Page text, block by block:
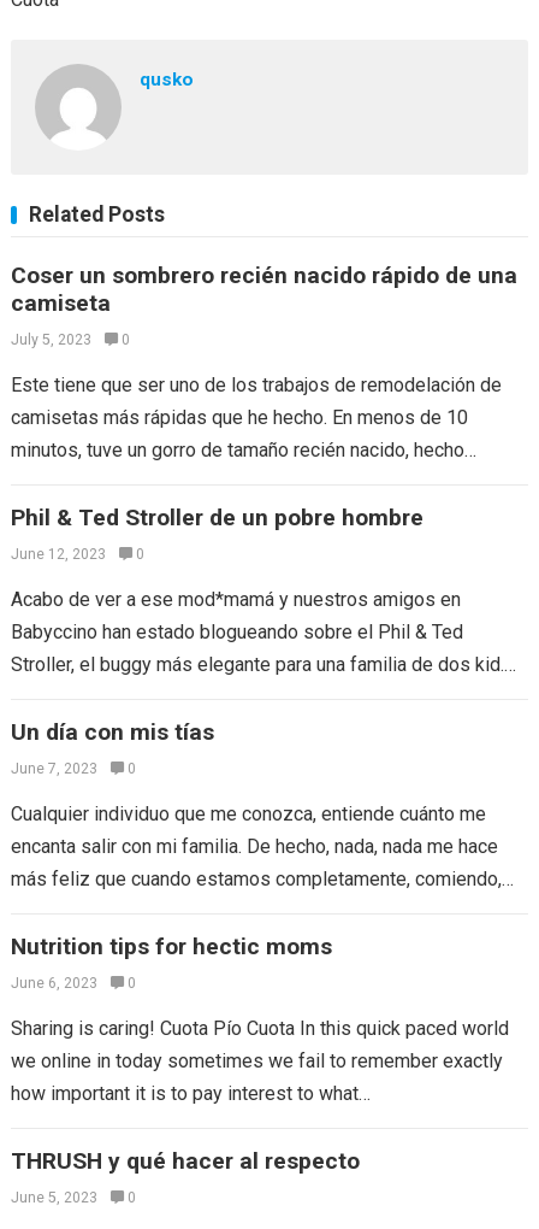
qusko
Related Posts
Coser un sombrero recién nacido rápido de una
camiseta
July 5, 2023 0
Este tiene que ser uno de los trabajos de remodelación de
camisetas más rápidas que he hecho. En menos de 10
minutos, tuve un gorro de tamaño recién nacido, hecho…
Phil & Ted Stroller de un pobre hombre
June 12, 2023 0
Acabo de ver a ese mod*mamá y nuestros amigos en
Babyccino han estado blogueando sobre el Phil & Ted
Stroller, el buggy más elegante para una familia de dos kid.…
Un día con mis tías
June 7, 2023 0
Cualquier individuo que me conozca, entiende cuánto me
encanta salir con mi familia. De hecho, nada, nada me hace
más feliz que cuando estamos completamente, comiendo,
Nutrition tips for hectic moms
June 6, 2023 0
Sharing is caring! Cuota Pío Cuota In this quick paced world
we online in today sometimes we fail to remember exactly
how important it is to pay interest to what…
THRUSH y qué hacer al respecto
June 5, 2023 0